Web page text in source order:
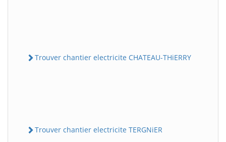
Trouver chantier electricite CHATEAU-THiERRY
Trouver chantier electricite TERGNiER